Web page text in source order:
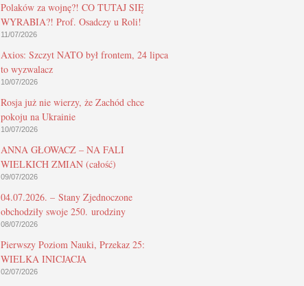
Polaków za wojnę?! CO TUTAJ SIĘ
WYRABIA?! Prof. Osadczy u Roli!
11/07/2026
Axios: Szczyt NATO był frontem, 24 lipca
to wyzwalacz
10/07/2026
Rosja już nie wierzy, że Zachód chce
pokoju na Ukrainie
10/07/2026
ANNA GŁOWACZ – NA FALI
WIELKICH ZMIAN (całość)
09/07/2026
04.07.2026. – Stany Zjednoczone
obchodziły swoje 250. urodziny
08/07/2026
Pierwszy Poziom Nauki, Przekaz 25:
WIELKA INICJACJA
02/07/2026